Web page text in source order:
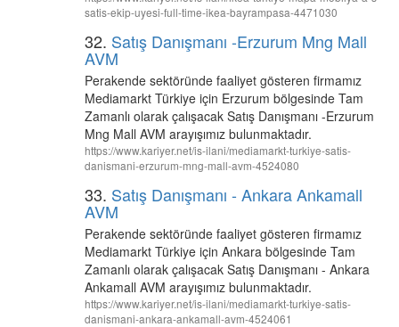
satis-ekip-uyesi-full-time-ikea-bayrampasa-4471030
32. Satış Danışmanı -Erzurum Mng Mall
AVM
Perakende sektöründe faaliyet gösteren firmamız
Mediamarkt Türkiye için Erzurum bölgesinde Tam
Zamanlı olarak çalışacak Satış Danışmanı -Erzurum
Mng Mall AVM arayışımız bulunmaktadır.
https://www.kariyer.net/is-ilani/mediamarkt-turkiye-satis-
danismani-erzurum-mng-mall-avm-4524080
33. Satış Danışmanı - Ankara Ankamall
AVM
Perakende sektöründe faaliyet gösteren firmamız
Mediamarkt Türkiye için Ankara bölgesinde Tam
Zamanlı olarak çalışacak Satış Danışmanı - Ankara
Ankamall AVM arayışımız bulunmaktadır.
https://www.kariyer.net/is-ilani/mediamarkt-turkiye-satis-
danismani-ankara-ankamall-avm-4524061